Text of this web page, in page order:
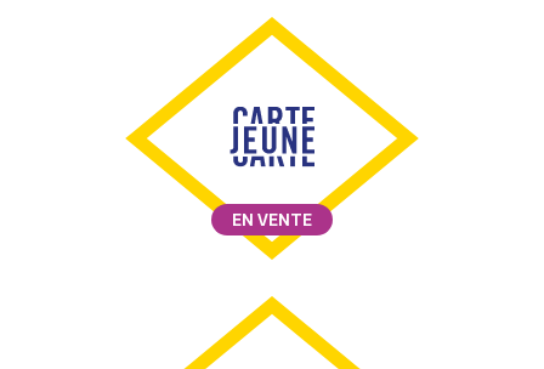
EN VENTE